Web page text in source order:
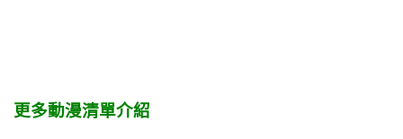
更多動漫清單介紹